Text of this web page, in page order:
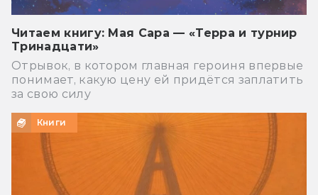
Читаем книгу: Мая Сара — «Терра и турнир
Тринадцати»
Отрывок, в котором главная героиня впервые
понимает, какую цену ей придётся заплатить
за свою силу
Книги